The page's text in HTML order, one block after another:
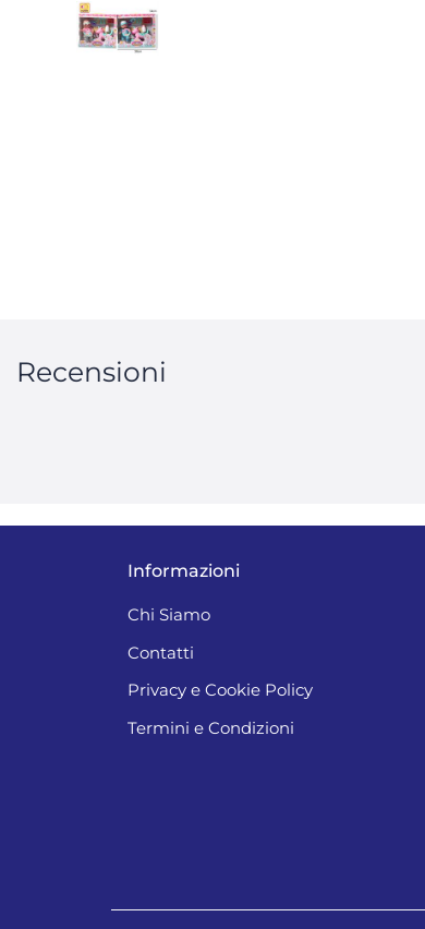
Recensioni
Informazioni
Chi Siamo
Contatti
Privacy e Cookie Policy
Termini e Condizioni